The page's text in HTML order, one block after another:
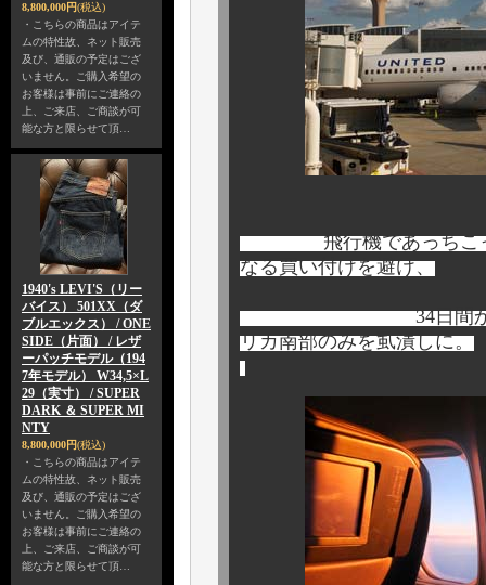
8,800,000円(税込)
・こちらの商品はアイテ
ムの特性故、ネット販売
及び、通販の予定はござ
いません。ご購入希望の
お客様は事前にご連絡の
上、ご来店、ご商談が可
能な方と限らせて頂…
1940's LEVI'S（リー
バイス） 501XX（ダ
ブルエックス） / ONE
SIDE（片面） / レザ
ーパッチモデル（194
7年モデル） W34,5×L
29（実寸） / SUPER
DARK ＆ SUPER MI
NTY
8,800,000円(税込)
・こちらの商品はアイテ
ムの特性故、ネット販売
及び、通販の予定はござ
いません。ご購入希望の
お客様は事前にご連絡の
上、ご来店、ご商談が可
能な方と限らせて頂…
飛行機であっちこっち
なる買い付けを避け、
34日間かけて、じ
リカ南部のみを虱潰しに。